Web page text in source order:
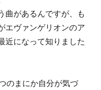
曲があるんですが、も
エヴァンゲリオンのア
近になって知りました
のまにか自分が気づ